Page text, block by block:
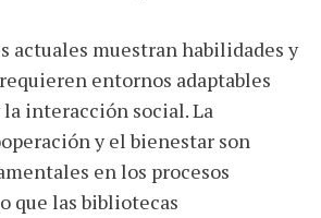
actuales muestran habilidades y
entornos adaptables
interacción social. La
y el bienestar son
en los procesos
que las bibliotecas